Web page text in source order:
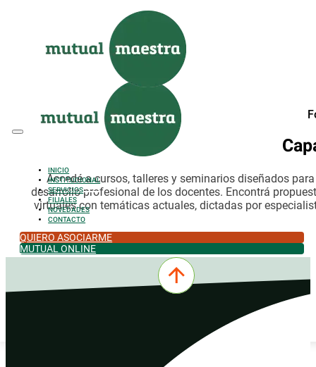
Saltar al pie de página
INICIO
INSTITUCIONAL
SERVICIOS
FILIALES
NOVEDADES
CONTACTO
QUIERO ASOCIARME
MUTUAL ONLINE
Accedé a cursos, talleres y seminarios diseñados
desarrollo profesional de los docentes. Encontrá
virtuales con temáticas actuales, dictadas por